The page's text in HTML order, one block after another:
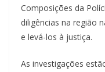
Composições da
diligências na região
e levá-los à justiça.
As investigações